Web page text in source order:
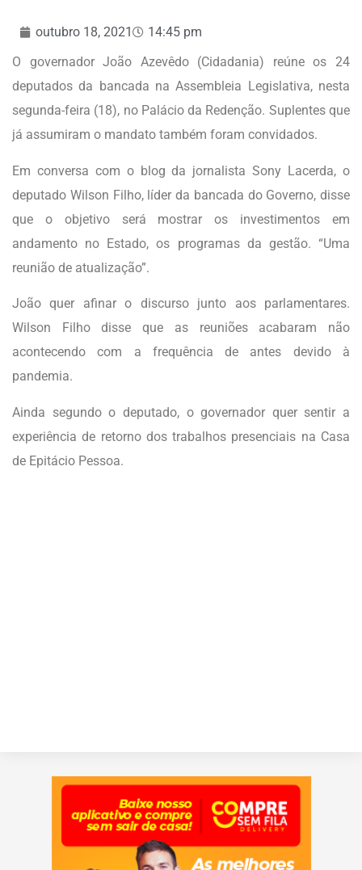
outubro 18, 2021
14:45 pm
O governador João Azevêdo (Cidadania) reúne os 24
deputados da bancada na Assembleia Legislativa, nesta
segunda-feira (18), no Palácio da Redenção. Suplentes que
já assumiram o mandato também foram convidados.
Em conversa com o blog da jornalista Sony Lacerda, o
deputado Wilson Filho, líder da bancada do Governo, disse
que o objetivo será mostrar os investimentos em
andamento no Estado, os programas da gestão. “Uma
reunião de atualização”.
João quer afinar o discurso junto aos parlamentares.
Wilson Filho disse que as reuniões acabaram não
acontecendo com a frequência de antes devido à
pandemia.
Ainda segundo o deputado, o governador quer sentir a
experiência de retorno dos trabalhos presenciais na Casa
de Epitácio Pessoa.